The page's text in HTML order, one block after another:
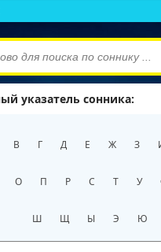
Беременность
указатель сонника:
В Г Д Е Ж З
О П Р С Т У
Ш Щ Ы Э Ю